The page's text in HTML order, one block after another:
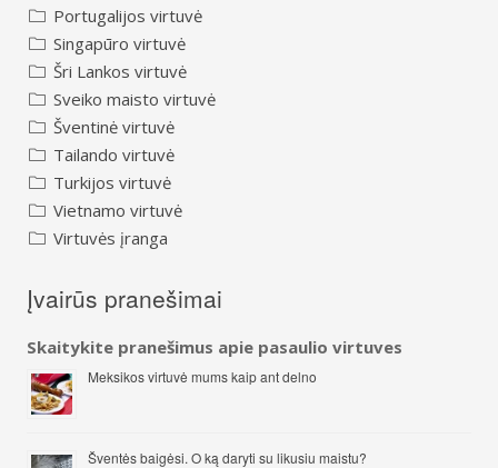
Portugalijos virtuvė
Singapūro virtuvė
Šri Lankos virtuvė
Sveiko maisto virtuvė
Šventinė virtuvė
Tailando virtuvė
Turkijos virtuvė
Vietnamo virtuvė
Virtuvės įranga
Įvairūs pranešimai
Skaitykite pranešimus apie pasaulio virtuves
Meksikos virtuvė mums kaip ant delno
Šventės baigėsi. O ką daryti su likusiu maistu?